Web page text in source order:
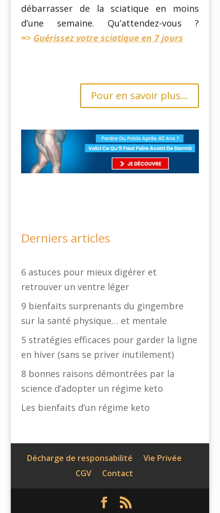
débarrasser de la sciatique en moins
d’une semaine. Qu’attendez-vous ?
=> Guérissez votre sciatique en 7 jours
Pour en savoir plus...
Derniers articles
6 astuces pour mieux digérer et
retrouver un ventre léger
9 bienfaits surprenants du gingembre
sur la santé physique… et mentale
5 stratégies efficaces pour garder la ligne
en hiver (sans se priver inutilement)
8 bonnes raisons démontrées par la
science d’adopter un régime keto
Les bienfaits d’un régime keto
Décharge de responsabilité
Vie Privée
CGV
Contact